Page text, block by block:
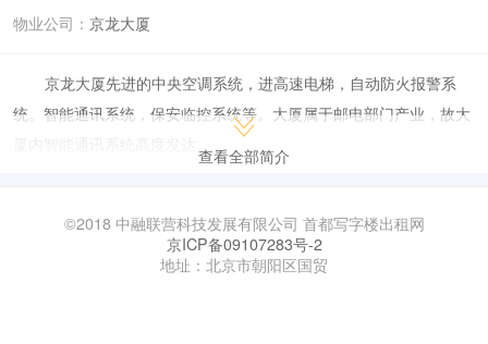
物业公司： 京龙大厦
京龙大厦先进的中央空调系统，进高速电梯，自动防火报警系
统。智能通讯系统，保安临控系统等。大厦属于邮电部门产业，故大
查看全部简介
©2018 中融联营科技发展有限公司 首都写字楼出租网
京ICP备09107283号-2
地址：北京市朝阳区国贸